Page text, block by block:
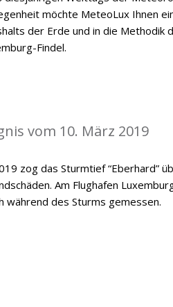
möchte MeteoLux Ihnen
der Erde und in die Methodik
Findel.
vom 10. März 2019
zog das Sturmtief “Eberhard”
Am Flughafen
während des Sturms gemessen.